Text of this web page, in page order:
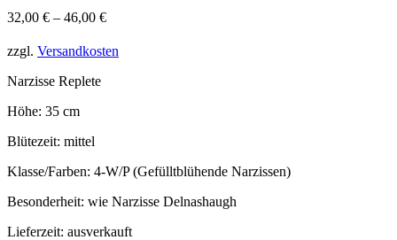
32,00 € – 46,00 €
zzgl. Versandkosten
Narzisse Replete
Höhe: 35 cm
Blütezeit: mittel
Klasse/Farben: 4-W/P (Gefülltblühende Narzissen)
Besonderheit: wie Narzisse Delnashaugh
Lieferzeit: ausverkauft